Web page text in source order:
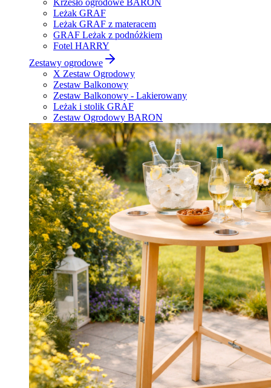
Krzesło ogrodowe BARON
Leżak GRAF
Leżak GRAF z materacem
GRAF Leżak z podnóżkiem
Fotel HARRY
Zestawy ogrodowe
X Zestaw Ogrodowy
Zestaw Balkonowy
Zestaw Balkonowy - Lakierowany
Leżak i stolik GRAF
Zestaw Ogrodowy BARON